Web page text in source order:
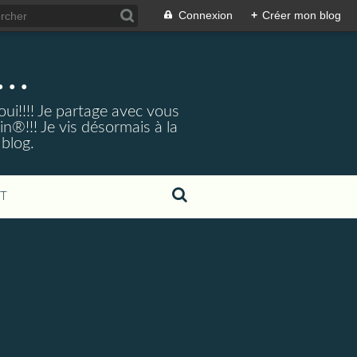
Connexion + Créer mon blog
Je partage avec vous
Je vis désormais à la